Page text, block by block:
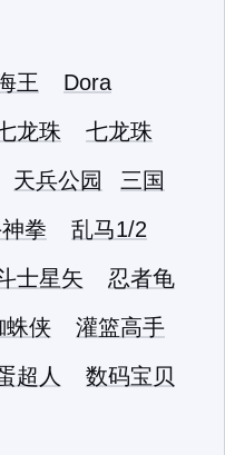
王
Dora
龙珠
七龙珠
天兵公园
三国
拳
乱马1/2
士星矢
忍者龟
蛛侠
灌篮高手
超人
数码宝贝